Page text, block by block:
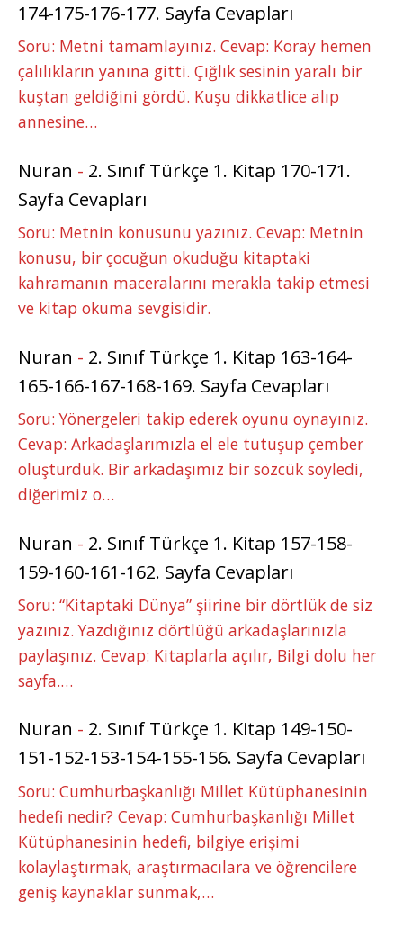
174-175-176-177. Sayfa Cevapları
Soru: Metni tamamlayınız. Cevap: Koray hemen
çalılıkların yanına gitti. Çığlık sesinin yaralı bir
kuştan geldiğini gördü. Kuşu dikkatlice alıp
annesine…
Nuran - 2. Sınıf Türkçe 1. Kitap 170-171.
Sayfa Cevapları
Soru: Metnin konusunu yazınız. Cevap: Metnin
konusu, bir çocuğun okuduğu kitaptaki
kahramanın maceralarını merakla takip etmesi
ve kitap okuma sevgisidir.
Nuran - 2. Sınıf Türkçe 1. Kitap 163-164-
165-166-167-168-169. Sayfa Cevapları
Soru: Yönergeleri takip ederek oyunu oynayınız.
Cevap: Arkadaşlarımızla el ele tutuşup çember
oluşturduk. Bir arkadaşımız bir sözcük söyledi,
diğerimiz o…
Nuran - 2. Sınıf Türkçe 1. Kitap 157-158-
159-160-161-162. Sayfa Cevapları
Soru: “Kitaptaki Dünya” şiirine bir dörtlük de siz
yazınız. Yazdığınız dörtlüğü arkadaşlarınızla
paylaşınız. Cevap: Kitaplarla açılır, Bilgi dolu her
sayfa.…
Nuran - 2. Sınıf Türkçe 1. Kitap 149-150-
151-152-153-154-155-156. Sayfa Cevapları
Soru: Cumhurbaşkanlığı Millet Kütüphanesinin
hedefi nedir? Cevap: Cumhurbaşkanlığı Millet
Kütüphanesinin hedefi, bilgiye erişimi
kolaylaştırmak, araştırmacılara ve öğrencilere
geniş kaynaklar sunmak,…